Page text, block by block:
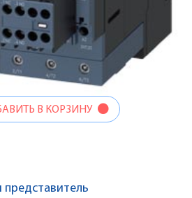
В КОРЗИНУ